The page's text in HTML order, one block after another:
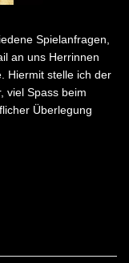
Spielanfragen,
an uns Herrinnen
Hiermit stelle ich der
viel Spass beim
Überlegung